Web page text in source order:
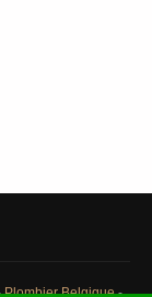
Plombier Belgique-